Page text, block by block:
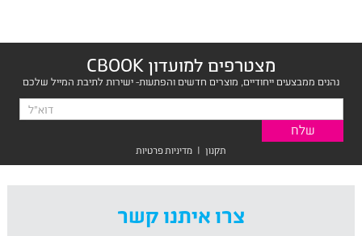
מצטרפים למועדון CBOOK
נהנים ממבצעים ייחודיים, מוצרים חדשים והפתעות- ישירות לתיבת המייל שלכם
תקנון | מדיניות פרטיות
צרו איתנו קשר